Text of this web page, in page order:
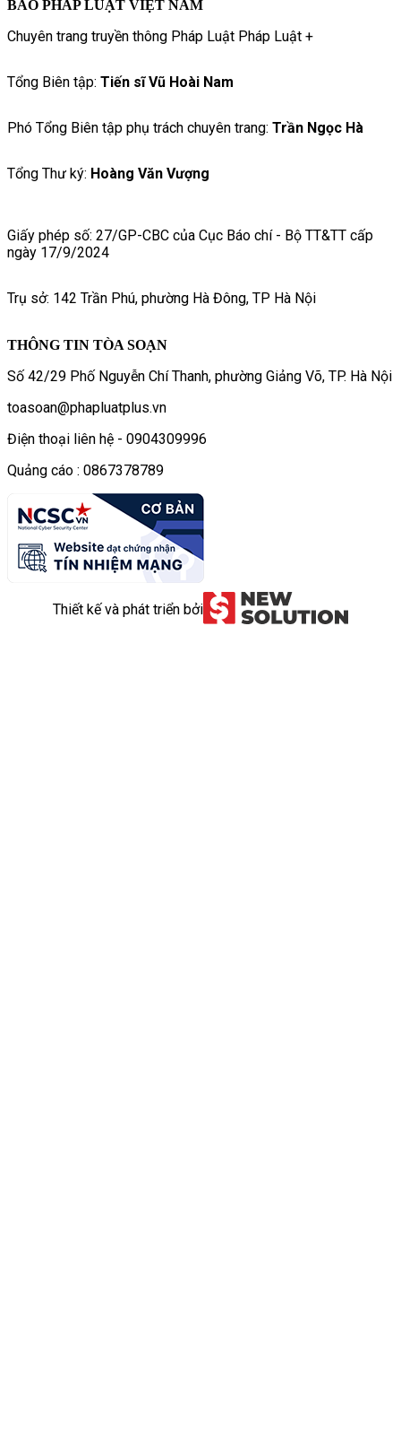
BÁO PHÁP LUẬT VIỆT NAM
Chuyên trang truyền thông Pháp Luật Pháp Luật +
Tổng Biên tập: Tiến sĩ Vũ Hoài Nam
Phó Tổng Biên tập phụ trách chuyên trang: Trần Ngọc Hà
Tổng Thư ký: Hoàng Văn Vượng
Giấy phép số: 27/GP-CBC của Cục Báo chí - Bộ TT&TT cấp
ngày 17/9/2024
Trụ sở: 142 Trần Phú, phường Hà Đông, TP Hà Nội
THÔNG TIN TÒA SOẠN
Số 42/29 Phố Nguyễn Chí Thanh, phường Giảng Võ, TP. Hà Nội
toasoan@phapluatplus.vn
Điện thoại liên hệ - 0904309996
Quảng cáo : 0867378789
Thiết kế và phát triển bởi